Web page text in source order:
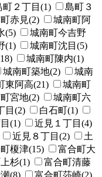
町２丁目(1)
島町３
赤見(2)
城南町阿
(5)
城南町今吉野
(1)
城南町沈目(5)
城南町陳内(1)
城南町築地(2)
城南
東阿高(21)
城南町
宮地(2)
城南町六
目(2)
白石町(1)
(1)
近見１丁目(4)
近見８丁目(2)
土
榎津(15)
富合町大
杉(1)
富合町清藤